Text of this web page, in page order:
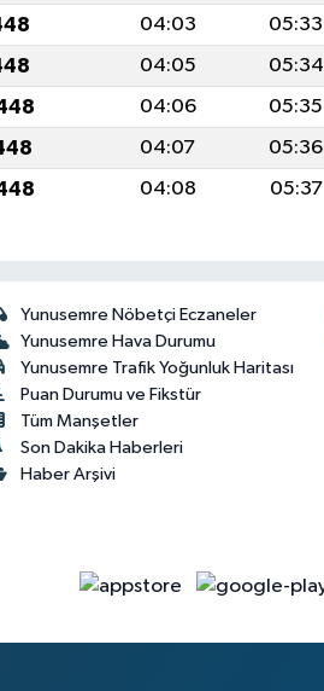
04:03 05:33
04:05 05:34
04:06 05:35
04:07 05:36
04:08 05:37
Yunusemre Nöbetçi Eczaneler
Yunusemre Hava Durumu
Yunusemre Trafik Yoğunluk Haritası
Puan Durumu ve Fikstür
Tüm Manşetler
Son Dakika Haberleri
Haber Arşivi